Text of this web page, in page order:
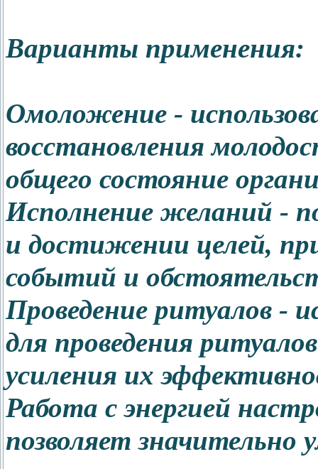
Варианты применения:
Омоложение -
восстановления
общего состояние
Исполнение желаний -
и достижении целей,
событий и
Проведение ритуалов -
для проведения
усиления их
Работа с энергией
позволяет значительно